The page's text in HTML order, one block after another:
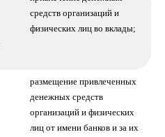
средств организаций и
физических лиц во вклады;
размещение привлеченных
денежных средств
организаций и физических
лиц от имени банков и за их